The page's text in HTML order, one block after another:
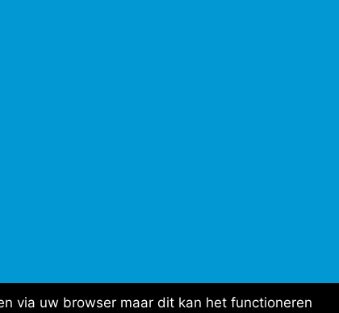
via uw browser maar dit kan het functioneren